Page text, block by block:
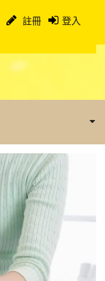
註冊 登入